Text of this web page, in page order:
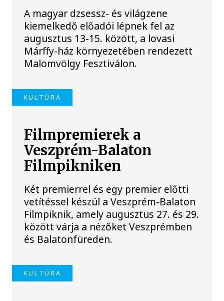
A magyar dzsessz- és világzene
kiemelkedő előadói lépnek fel az
augusztus 13-15. között, a lovasi
Márffy-ház környezetében rendezett
Malomvölgy Fesztiválon.
KULTÚRA
Filmpremierek a
Veszprém-Balaton
Filmpikniken
Két premierrel és egy premier előtti
vetítéssel készül a Veszprém-Balaton
Filmpiknik, amely augusztus 27. és 29.
között várja a nézőket Veszprémben
és Balatonfüreden.
KULTÚRA